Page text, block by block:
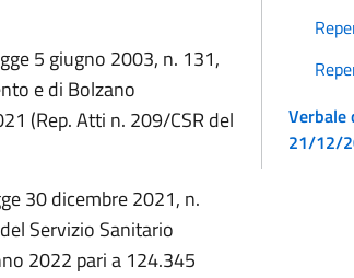
5 giugno 2003, n. 131,
e di Bolzano
(Rep. Atti n. 209/CSR del
30 dicembre 2021, n.
Servizio Sanitario
2022 pari a 124.345
Verbale
21/12/